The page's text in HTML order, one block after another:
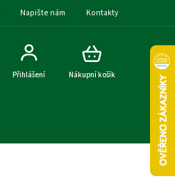
Napište nám Kontakty
Nákupní košík
Přihlášení